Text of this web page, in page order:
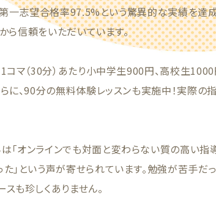
一志望合格率97.5%という驚異的な実績を達
ら信頼をいただいています。
コマ（30分）あたり小中学生900円、高校生
に、90分の無料体験レッスンも実施中！実際の
「オンラインでも対面と変わらない質の高い指
」という声が寄せられています。勉強が苦手だ
も珍しくありません。